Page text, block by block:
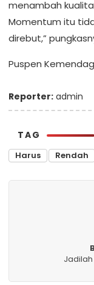
menambah
Momentum itu
direbut,”
Puspen
Reporter: admin
TAG
Harus Rendah